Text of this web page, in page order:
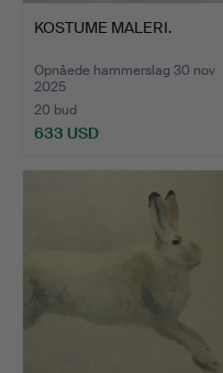
KOSTUME MALERI.
Opnåede hammerslag 30 nov
2025
20 bud
633 USD